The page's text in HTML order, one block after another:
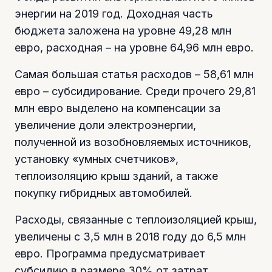
энергии на 2019 год. Доходная часть
бюджета заложена на уровне 49,28 млн
евро, расходная – на уровне 64,96 млн евро.
Самая большая статья расходов – 58,61 млн
евро – субсидирование. Среди прочего 29,81
млн евро выделено на компенсации за
увеличение доли электроэнергии,
полученной из возобновляемых источников,
установку «умных счетчиков»,
теплоизоляцию крыш зданий, а также
покупку гибридных автомобилей.
Расходы, связанные с теплоизоляцией крыш,
увеличены с 3,5 млн в 2018 году до 6,5 млн
евро. Программа предусматривает